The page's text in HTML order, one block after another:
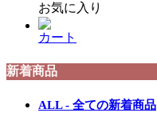
お気に入り
カート
新着商品
ALL - 全ての新着商品